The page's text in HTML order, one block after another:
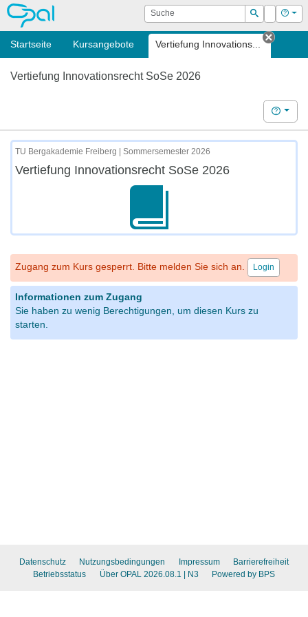
OPAL Suche
Suchen
Login Hilfe
Startseite Kursangebote Vertiefung Innovations...
Tab
Vertiefung Innovationsrecht SoSe 2026
Hilfe
TU Bergakademie Freiberg | Sommersemester 2026
Vertiefung Innovationsrecht SoSe 2026
Zugang zum Kurs gesperrt. Bitte melden Sie sich an. Login
Informationen zum Zugang
Sie haben zu wenig Berechtigungen, um diesen Kurs zu
starten.
Datenschutz Nutzungsbedingungen Impressum
Barrierefreiheit
Betriebsstatus
Über OPAL 2026.08.1 | N3 Powered by BPS